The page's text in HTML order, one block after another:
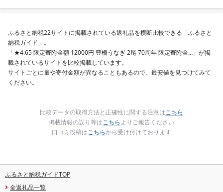
礼品 おかず おつまみ
南 藤沢
ふるさと納税22サイトに掲載されている返礼品を横断比較できる「ふるさと
納税ガイド」。
「★4.65 限定寄附金額 12000円 豊橋うなぎ 2尾 70周年 限定寄附金…」が掲
載されているサイトを比較掲載しています。
サイトごとに量や寄付金額が異なることもあるので、最安値を見つけてみて
ください。
比較データの取得方法と正確性に関する注意はこちら
掲載情報の誤り等はこちらよりご報告ください
口コミ投稿はこちらから受け付けております
ふるさと納税ガイドTOP
全返礼品一覧